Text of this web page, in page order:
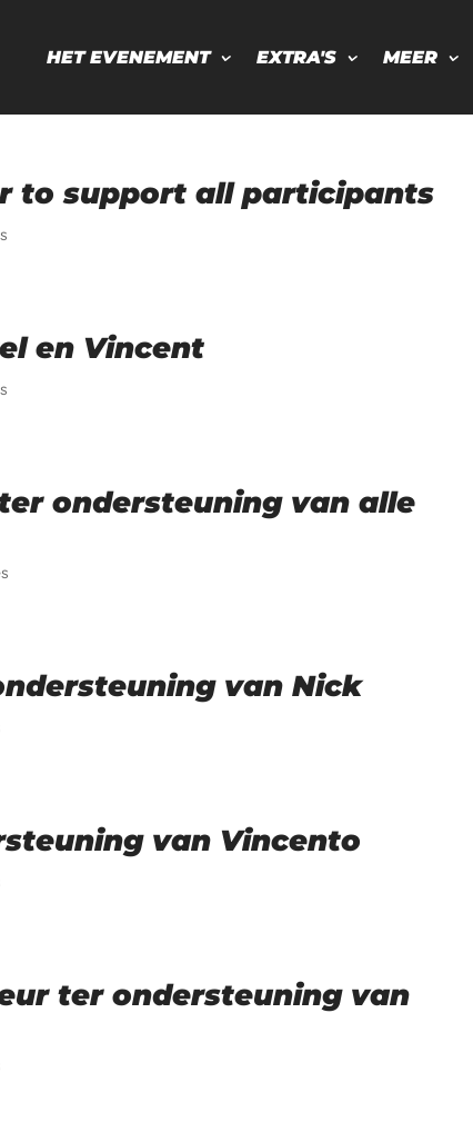
HET EVENEMENT EXTRA'S MEER
to support all participants
en Vincent
ondersteuning van alle
van Nick
van Vincento
ter ondersteuning van